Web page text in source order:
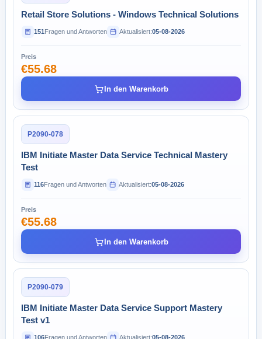
Retail Store Solutions - Windows Technical Solutions
151Fragen und Antworten Aktualisiert:05-08-2026
Preis
€55.68
In den Warenkorb
P2090-078
IBM Initiate Master Data Service Technical Mastery
Test
116Fragen und Antworten Aktualisiert:05-08-2026
Preis
€55.68
In den Warenkorb
P2090-079
IBM Initiate Master Data Service Support Mastery
Test v1
106Fragen und Antworten Aktualisiert:05-08-2026